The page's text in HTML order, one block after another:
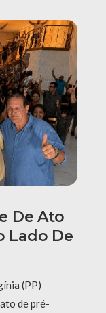
De Ato
Lado De
(PP)
de pré-